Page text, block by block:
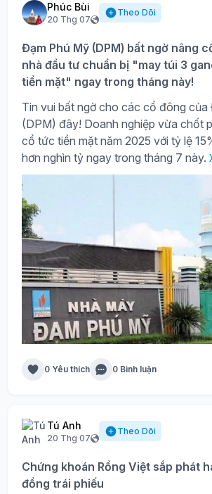
Phúc Bùi
20 Thg 07
Theo Dõi
Đạm Phú Mỹ (DPM) bất ngờ nâng
nhà đầu tư chuẩn bị "may túi 3
tiền mặt" ngay trong tháng này!
Tin vui bất ngờ cho các cổ đông
(DPM) đây! Doanh nghiệp vừa chốt
cổ tức tiền mặt năm 2025 với tỷ lệ
hơn nghìn tỷ ngay trong tháng 7 này.
0 Yêu thích 0 Bình luận
Tú Anh
20 Thg 07
Theo Dõi
Chứng khoán Rồng Việt sắp phát
đồng trái phiếu